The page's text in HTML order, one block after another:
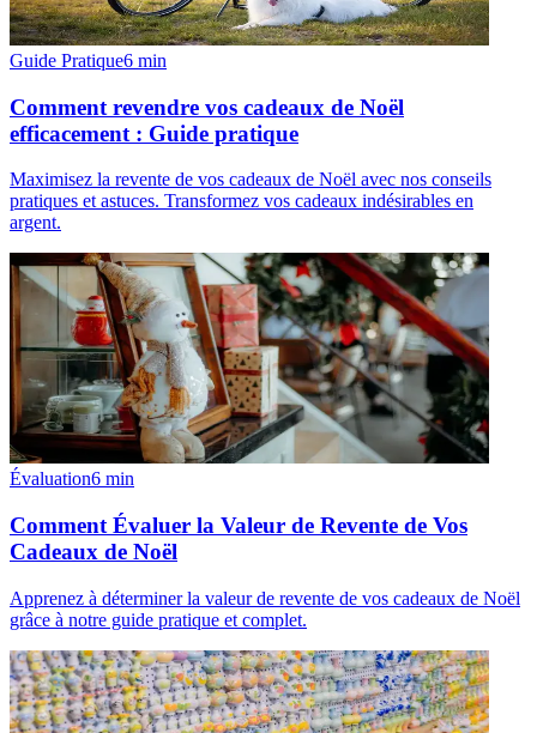
Guide Pratique6 min
Comment revendre vos cadeaux de Noël
efficacement : Guide pratique
Maximisez la revente de vos cadeaux de Noël avec nos conseils
pratiques et astuces. Transformez vos cadeaux indésirables en
argent.
Évaluation6 min
Comment Évaluer la Valeur de Revente de Vos
Cadeaux de Noël
Apprenez à déterminer la valeur de revente de vos cadeaux de Noël
grâce à notre guide pratique et complet.